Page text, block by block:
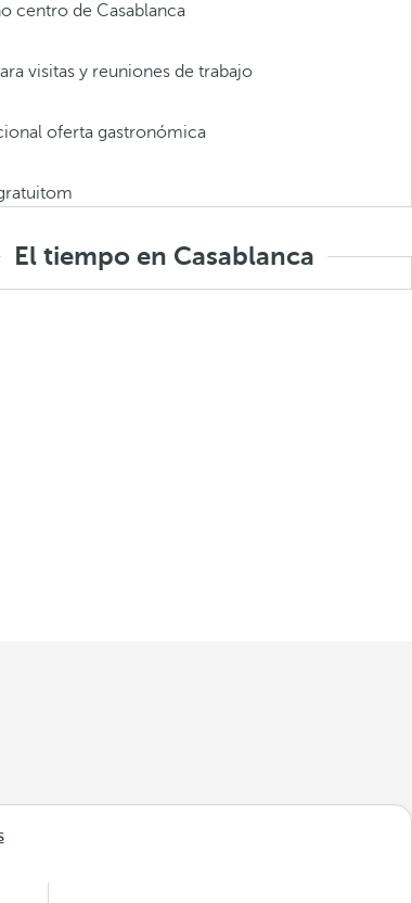
centro de Casablanca
visitas y reuniones de trabajo
oferta gastronómica
El tiempo en Casablanca